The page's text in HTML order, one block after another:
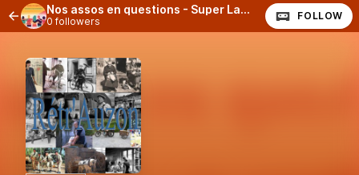
Nos assos en questions - Super Larsen
0 followers FOLLOW